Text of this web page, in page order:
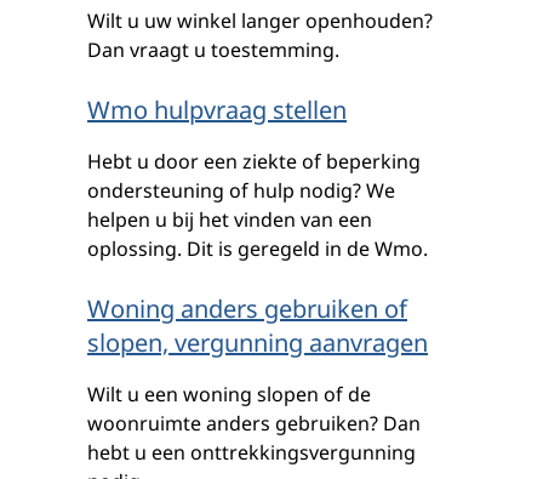
Wilt u uw winkel langer openhouden?
Dan vraagt u toestemming.
Wmo hulpvraag stellen
Hebt u door een ziekte of beperking
ondersteuning of hulp nodig? We
helpen u bij het vinden van een
oplossing. Dit is geregeld in de Wmo.
Woning anders gebruiken of
slopen, vergunning aanvragen
Wilt u een woning slopen of de
woonruimte anders gebruiken? Dan
hebt u een onttrekkingsvergunning